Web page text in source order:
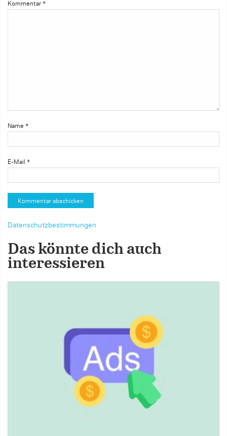
Kommentar *
Name *
E-Mail *
Datenschutzbestimmungen
Das könnte dich auch
interessieren